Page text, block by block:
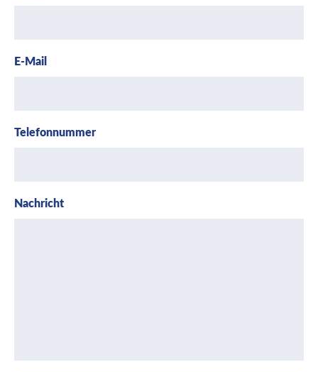
E-Mail
Telefonnummer
Nachricht